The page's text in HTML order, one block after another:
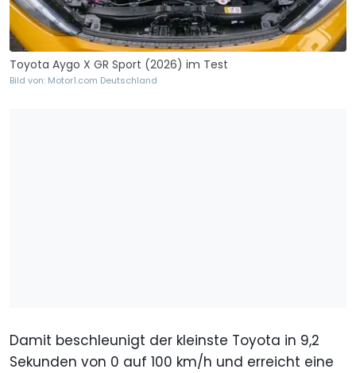
Toyota Aygo X GR Sport (2026) im Test
Bild von: Motor1.com Deutschland
Damit beschleunigt der kleinste Toyota in 9,2
Sekunden von 0 auf 100 km/h und erreicht eine